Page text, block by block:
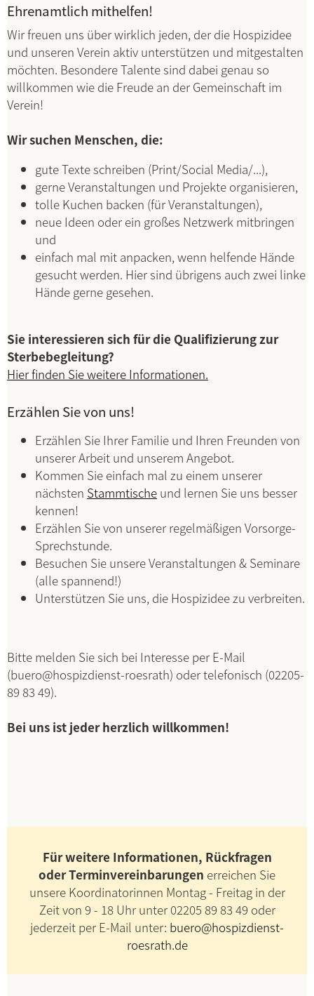
Ehrenamtlich mithelfen!
Wir freuen uns über wirklich jeden, der die Hospizidee
und unseren Verein aktiv unterstützen und mitgestalten
möchten. Besondere Talente sind dabei genau so
willkommen wie die Freude an der Gemeinschaft im
Verein!
Wir suchen Menschen, die:
gute Texte schreiben (Print/Social Media/...),
gerne Veranstaltungen und Projekte organisieren,
tolle Kuchen backen (für Veranstaltungen),
neue Ideen oder ein großes Netzwerk mitbringen
und
einfach mal mit anpacken, wenn helfende Hände
gesucht werden. Hier sind übrigens auch zwei linke
Hände gerne gesehen.
Sie interessieren sich für die Qualifizierung zur
Sterbebegleitung?
Hier finden Sie weitere Informationen.
Erzählen Sie von uns!
Erzählen Sie Ihrer Familie und Ihren Freunden von
unserer Arbeit und unserem Angebot.
Kommen Sie einfach mal zu einem unserer
nächsten Stammtische und lernen Sie uns besser
kennen!
Erzählen Sie von unserer regelmäßigen Vorsorge-
Sprechstunde.
Besuchen Sie unsere Veranstaltungen & Seminare
(alle spannend!)
Unterstützen Sie uns, die Hospizidee zu verbreiten.
Bitte melden Sie sich bei Interesse per E-Mail
(buero@hospizdienst-roesrath) oder telefonisch (02205-
89 83 49).
Bei uns ist jeder herzlich willkommen!
Für weitere Informationen, Rückfragen
oder Terminvereinbarungen erreichen Sie
unsere Koordinatorinnen Montag - Freitag in der
Zeit von 9 - 18 Uhr unter 02205 89 83 49 oder
jederzeit per E-Mail unter: buero@hospizdienst-
roesrath.de